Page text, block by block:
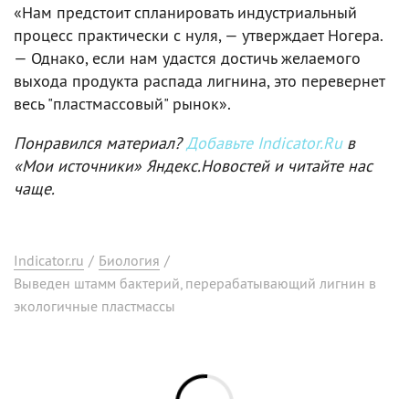
«Нам предстоит спланировать индустриальный
процесс практически с нуля, — утверждает Ногера.
— Однако, если нам удастся достичь желаемого
выхода продукта распада лигнина, это перевернет
весь "пластмассовый" рынок».
Понравился материал?Добавьте Indicator.Ruв
«Мои источники» Яндекс.Новостей и читайте нас
чаще.
Indicator.ru / Биология /
Выведен штамм бактерий, перерабатывающий лигнин в
экологичные пластмассы